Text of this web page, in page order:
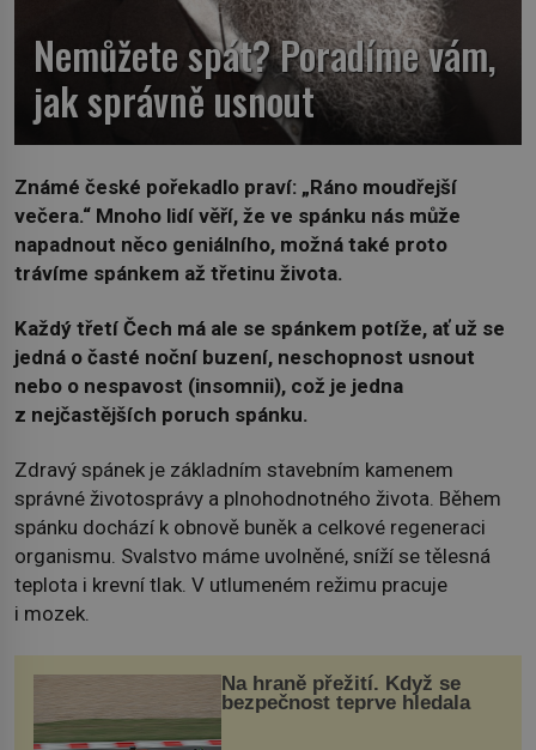
Nemůžete spát? Poradíme vám,
jak správně usnout
Známé české pořekadlo praví: „Ráno moudřejší
večera.“ Mnoho lidí věří, že ve spánku nás může
napadnout něco geniálního, možná také proto
trávíme spánkem až třetinu života.
Každý třetí Čech má ale se spánkem potíže, ať už se
jedná o časté noční buzení, neschopnost usnout
nebo o nespavost (insomnii), což je jedna
z nejčastějších poruch spánku.
Zdravý spánek je základním stavebním kamenem
správné životosprávy a plnohodnotného života. Během
spánku dochází k obnově buněk a celkové regeneraci
organismu. Svalstvo máme uvolněné, sníží se tělesná
teplota i krevní tlak. V utlumeném režimu pracuje
i mozek.
Na hraně přežití. Když se
bezpečnost teprve hledala